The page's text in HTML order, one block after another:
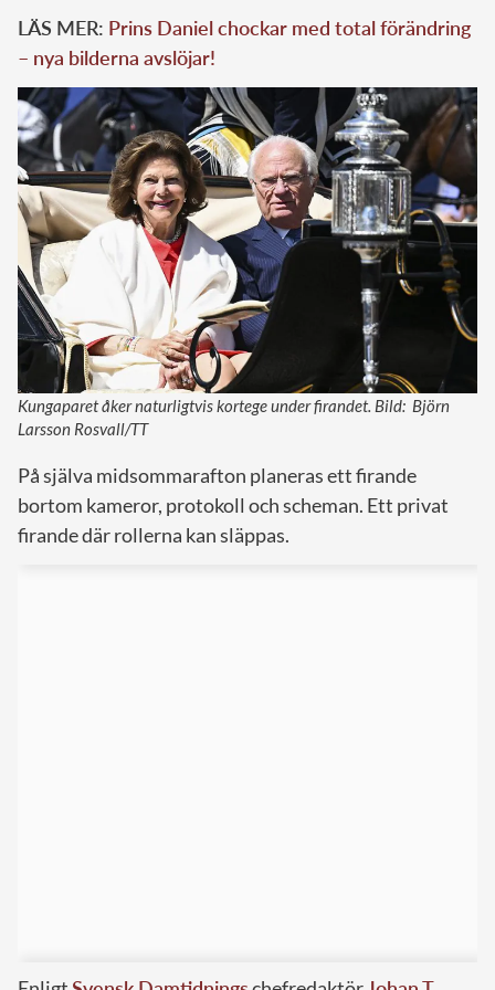
LÄS MER: Prins Daniel chockar med total förändring
– nya bilderna avslöjar!
Kungaparet åker naturligtvis kortege under firandet. Bild: Björn
Larsson Rosvall/TT
På själva midsommarafton planeras ett firande
bortom kameror, protokoll och scheman. Ett privat
firande där rollerna kan släppas.